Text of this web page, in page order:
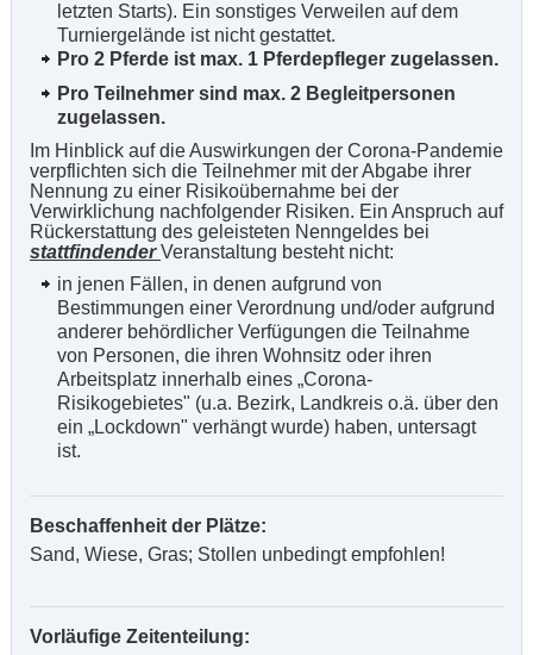
letzten Starts). Ein sonstiges Verweilen auf dem
Turniergelände ist nicht gestattet.
Pro 2 Pferde ist max. 1 Pferdepfleger zugelassen.
Pro Teilnehmer sind max. 2 Begleitpersonen
zugelassen.
Im Hinblick auf die Auswirkungen der Corona-Pandemie
verpflichten sich die Teilnehmer mit der Abgabe ihrer
Nennung zu einer Risikoübernahme bei der
Verwirklichung nachfolgender Risiken. Ein Anspruch auf
Rückerstattung des geleisteten Nenngeldes bei
stattfindender Veranstaltung besteht nicht:
in jenen Fällen, in denen aufgrund von
Bestimmungen einer Verordnung und/oder aufgrund
anderer behördlicher Verfügungen die Teilnahme
von Personen, die ihren Wohnsitz oder ihren
Arbeitsplatz innerhalb eines „Corona-
Risikogebietes" (u.a. Bezirk, Landkreis o.ä. über den
ein „Lockdown" verhängt wurde) haben, untersagt
ist.
Beschaffenheit der Plätze:
Sand, Wiese, Gras; Stollen unbedingt empfohlen!
Vorläufige Zeitenteilung: